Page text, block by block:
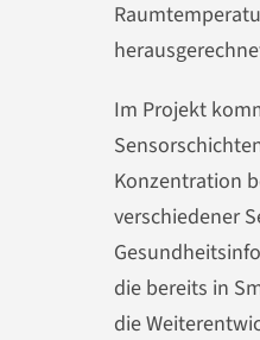
Im Projekt
Konzentration
verschiedener
die bereits in
die